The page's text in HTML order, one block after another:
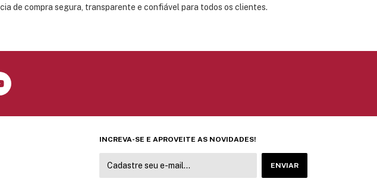
de compra segura, transparente e confiável para todos os clientes.
INCREVA-SE E APROVEITE AS NOVIDADES!